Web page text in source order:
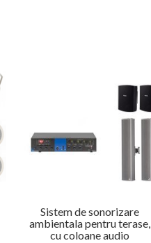
Sistem de sonorizare
ambientala pentru terase,
cu coloane audio